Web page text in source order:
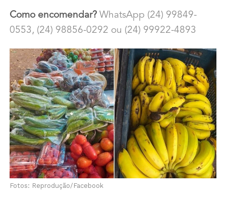
Como encomendar? WhatsApp (24) 99849-
0553, (24) 98856-0292 ou (24) 99922-4893
Fotos: Reprodução/Facebook